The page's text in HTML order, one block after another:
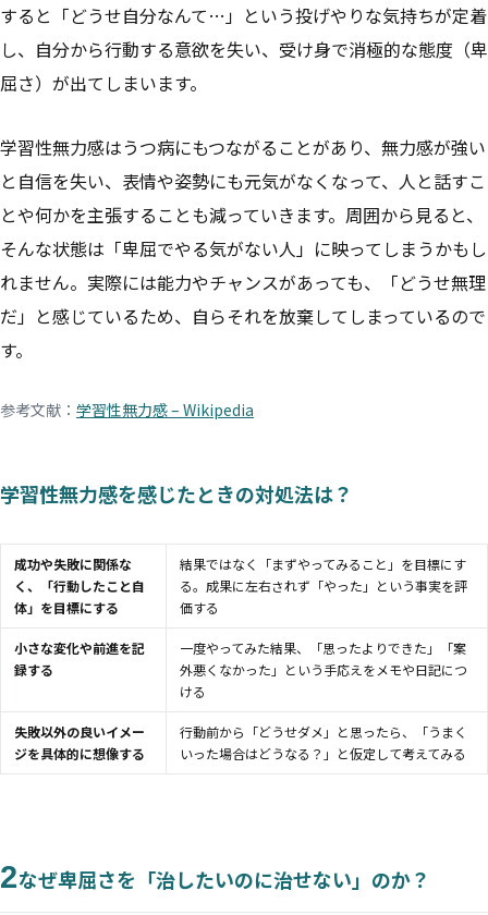
すると「どうせ自分なんて…」という投げやりな気持ちが定着
し、自分から行動する意欲を失い、受け身で消極的な態度（卑
屈さ）が出てしまいます。
学習性無力感はうつ病にもつながることがあり、無力感が強い
と自信を失い、表情や姿勢にも元気がなくなって、人と話すこ
とや何かを主張することも減っていきます。周囲から見ると、
そんな状態は「卑屈でやる気がない人」に映ってしまうかもし
れません。実際には能力やチャンスがあっても、「どうせ無理
だ」と感じているため、自らそれを放棄してしまっているので
す。
参考文献： 学習性無力感 – Wikipedia
学習性無力感を感じたときの対処法は？
成功や失敗に関係な
く、「行動したこと自
体」を目標にする
結果ではなく「まずやってみること」を目標にす
る。成果に左右されず「やった」という事実を評
価する
小さな変化や前進を記
録する
一度やってみた結果、「思ったよりできた」「案
外悪くなかった」という手応えをメモや日記につ
ける
失敗以外の良いイメー
ジを具体的に想像する
行動前から「どうせダメ」と思ったら、「うまく
いった場合はどうなる？」と仮定して考えてみる
2なぜ卑屈さを「治したいのに治せない」のか？